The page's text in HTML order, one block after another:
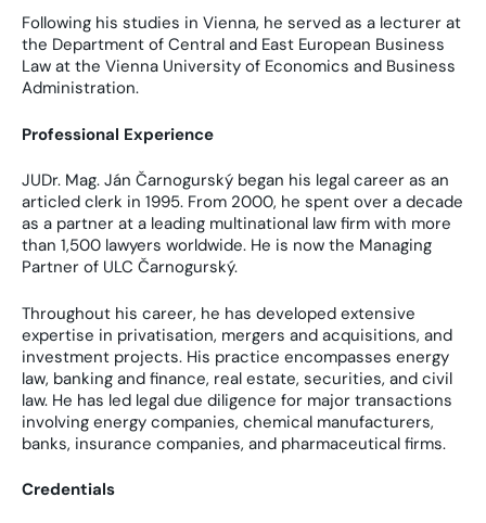
Following his studies in Vienna, he served as a lecturer at
the Department of Central and East European Business
Law at the Vienna University of Economics and Business
Administration.
Professional Experience
JUDr. Mag. Ján Čarnogurský began his legal career as an
articled clerk in 1995. From 2000, he spent over a decade
as a partner at a leading multinational law firm with more
than 1,500 lawyers worldwide. He is now the Managing
Partner of ULC Čarnogurský.
Throughout his career, he has developed extensive
expertise in privatisation, mergers and acquisitions, and
investment projects. His practice encompasses energy
law, banking and finance, real estate, securities, and civil
law. He has led legal due diligence for major transactions
involving energy companies, chemical manufacturers,
banks, insurance companies, and pharmaceutical firms.
Credentials